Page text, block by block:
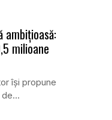
ambițioasă:
milioane
își propune